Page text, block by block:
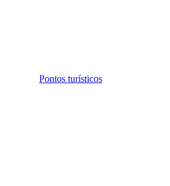
Pontos turísticos